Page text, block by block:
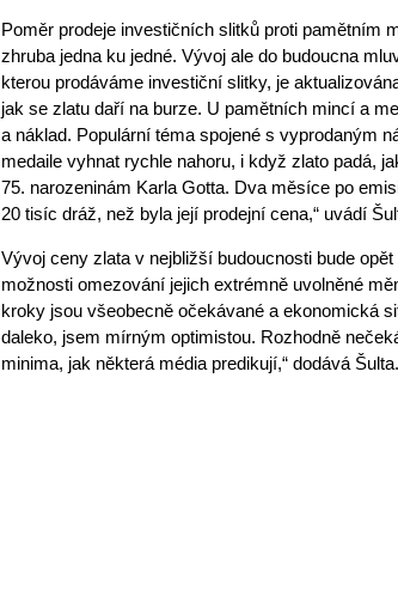
Poměr prodeje investičních slitků proti pamětním
zhruba jedna ku jedné. Vývoj ale do budoucna
kterou prodáváme investiční slitky, je
jak se zlatu daří na burze. U pamětních mincí a
a náklad. Populární téma spojené s vyprodaným
medaile vyhnat rychle nahoru, i když zlato padá,
75. narozeninám Karla Gotta. Dva měsíce po
20 tisíc dráž, než byla její prodejní cena,“ uvádí
Vývoj ceny zlata v nejbližší budoucnosti bude
možnosti omezování jejich extrémně uvolněné
kroky jsou všeobecně očekávané a ekonomická
daleko, jsem mírným optimistou. Rozhodně
minima, jak některá média predikují,“ dodává Šulta.